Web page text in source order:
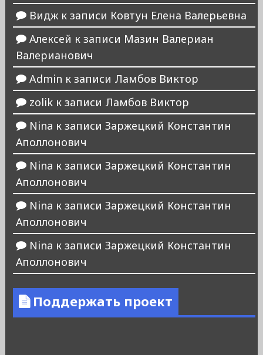
Виджк записи Ковтун Елена Валерьевна
Алексей к записи Мазин Валериан
Валерианович
Admin к записи Ламбов Виктор
zolikк записи Ламбов Виктор
Nina к записи Заржецкий Константин
Аполлонович
Nina к записи Заржецкий Константин
Аполлонович
Nina к записи Заржецкий Константин
Аполлонович
Nina к записи Заржецкий Константин
Аполлонович
Поддержать проект